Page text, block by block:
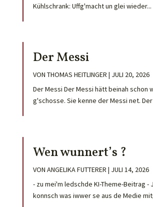
Kühlschrank: Uffg'macht un glei wieder...
Der Messi
VON THOMAS HEITLINGER | JULI 20, 2026
Der Messi Der Messi hätt beinah schon
g'schosse. Sie kenne der Messi net. Der
Wen wunnert’s ?
VON ANGELIKA FUTTERER | JULI 14, 2026
- zu mei'm ledschde KI-Theme-Beitrag -
konnsch was iwwer se aus de Medie